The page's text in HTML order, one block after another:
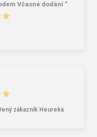
Včasné dodání “
zákazník Heureka